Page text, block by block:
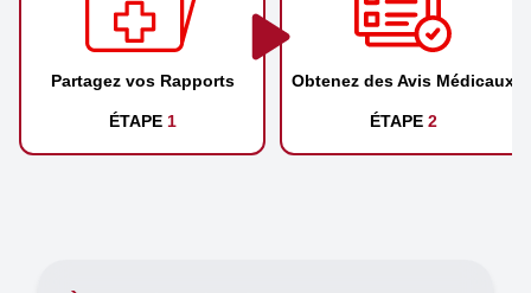
Partagez vos Rapports
ÉTAPE 1
Obtenez des Avis Médicaux
ÉTAPE 2